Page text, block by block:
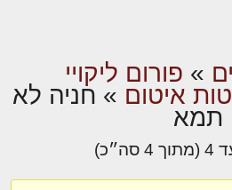
» פורום ליקויי
איטום » חניה לא
תמא